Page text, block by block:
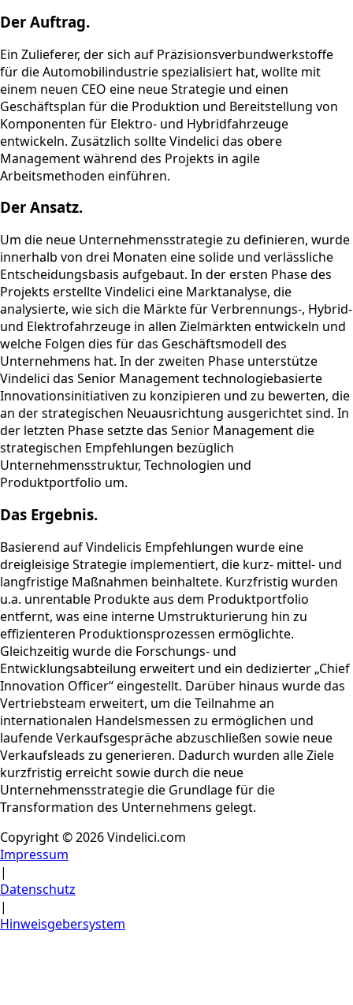
Der Auftrag.
Ein Zulieferer, der sich auf Präzisionsverbundwerkstoffe
für die Automobilindustrie spezialisiert hat, wollte mit
einem neuen CEO eine neue Strategie und einen
Geschäftsplan für die Produktion und Bereitstellung von
Komponenten für Elektro- und Hybridfahrzeuge
entwickeln. Zusätzlich sollte Vindelici das obere
Management während des Projekts in agile
Arbeitsmethoden einführen.
Der Ansatz.
Um die neue Unternehmensstrategie zu definieren, wurde
innerhalb von drei Monaten eine solide und verlässliche
Entscheidungsbasis aufgebaut. In der ersten Phase des
Projekts erstellte Vindelici eine Marktanalyse, die
analysierte, wie sich die Märkte für Verbrennungs-, Hybrid-
und Elektrofahrzeuge in allen Zielmärkten entwickeln und
welche Folgen dies für das Geschäftsmodell des
Unternehmens hat. In der zweiten Phase unterstütze
Vindelici das Senior Management technologiebasierte
Innovationsinitiativen zu konzipieren und zu bewerten, die
an der strategischen Neuausrichtung ausgerichtet sind. In
der letzten Phase setzte das Senior Management die
strategischen Empfehlungen bezüglich
Unternehmensstruktur, Technologien und
Produktportfolio um.
Das Ergebnis.
Basierend auf Vindelicis Empfehlungen wurde eine
dreigleisige Strategie implementiert, die kurz- mittel- und
langfristige Maßnahmen beinhaltete. Kurzfristig wurden
u.a. unrentable Produkte aus dem Produktportfolio
entfernt, was eine interne Umstrukturierung hin zu
effizienteren Produktionsprozessen ermöglichte.
Gleichzeitig wurde die Forschungs- und
Entwicklungsabteilung erweitert und ein dedizierter „Chief
Innovation Officer“ eingestellt. Darüber hinaus wurde das
Vertriebsteam erweitert, um die Teilnahme an
internationalen Handelsmessen zu ermöglichen und
laufende Verkaufsgespräche abzuschließen sowie neue
Verkaufsleads zu generieren. Dadurch wurden alle Ziele
kurzfristig erreicht sowie durch die neue
Unternehmensstrategie die Grundlage für die
Transformation des Unternehmens gelegt.
Copyright © 2026 Vindelici.com
Impressum
|
Datenschutz
|
Hinweisgebersystem